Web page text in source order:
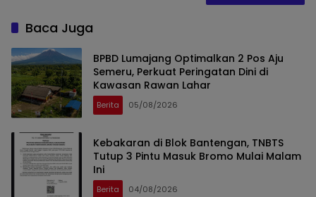
Baca Juga
BPBD Lumajang Optimalkan 2 Pos Aju
Semeru, Perkuat Peringatan Dini di
Kawasan Rawan Lahar
Berita 05/08/2026
Kebakaran di Blok Bantengan, TNBTS
Tutup 3 Pintu Masuk Bromo Mulai Malam
Ini
Berita 04/08/2026